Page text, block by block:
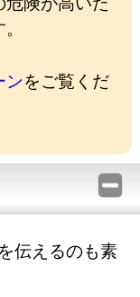
ンをご覧くだ
伝えるのも素